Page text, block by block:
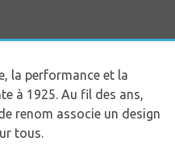
la performance et la
à 1925. Au fil des ans,
renom associe un design
tous.